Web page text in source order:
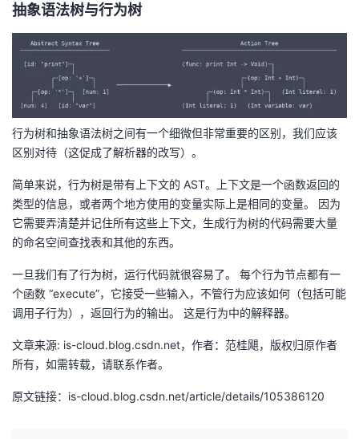
抽象语法树与行为树
行为树和抽象语法树之间有一个细微但非常重要的区别，我们应该
区别对待（这促成了解析器的改写）。
简单来说，行为树是带有上下文的 AST。上下文是一个函数返回的
类型的信息，或者两个地方使用的变量实际上是相同的变量。 因为
它需要弄清楚并记住所有这些上下文，生成行为树的代码需要大量
的命名空间查找表和其他的东西。
一旦我们有了行为树，运行代码就很容易了。 每个行为节点都有一
个函数 “execute”，它接受一些输入，不管行为应该如何（包括可能
调用子行为），返回行为的输出。 这是行为中的解释器。
文章来源: is-cloud.blog.csdn.net，作者：范桂飓，版权归原作者
所有，如需转载，请联系作者。
原文链接：is-cloud.blog.csdn.net/article/details/105386120